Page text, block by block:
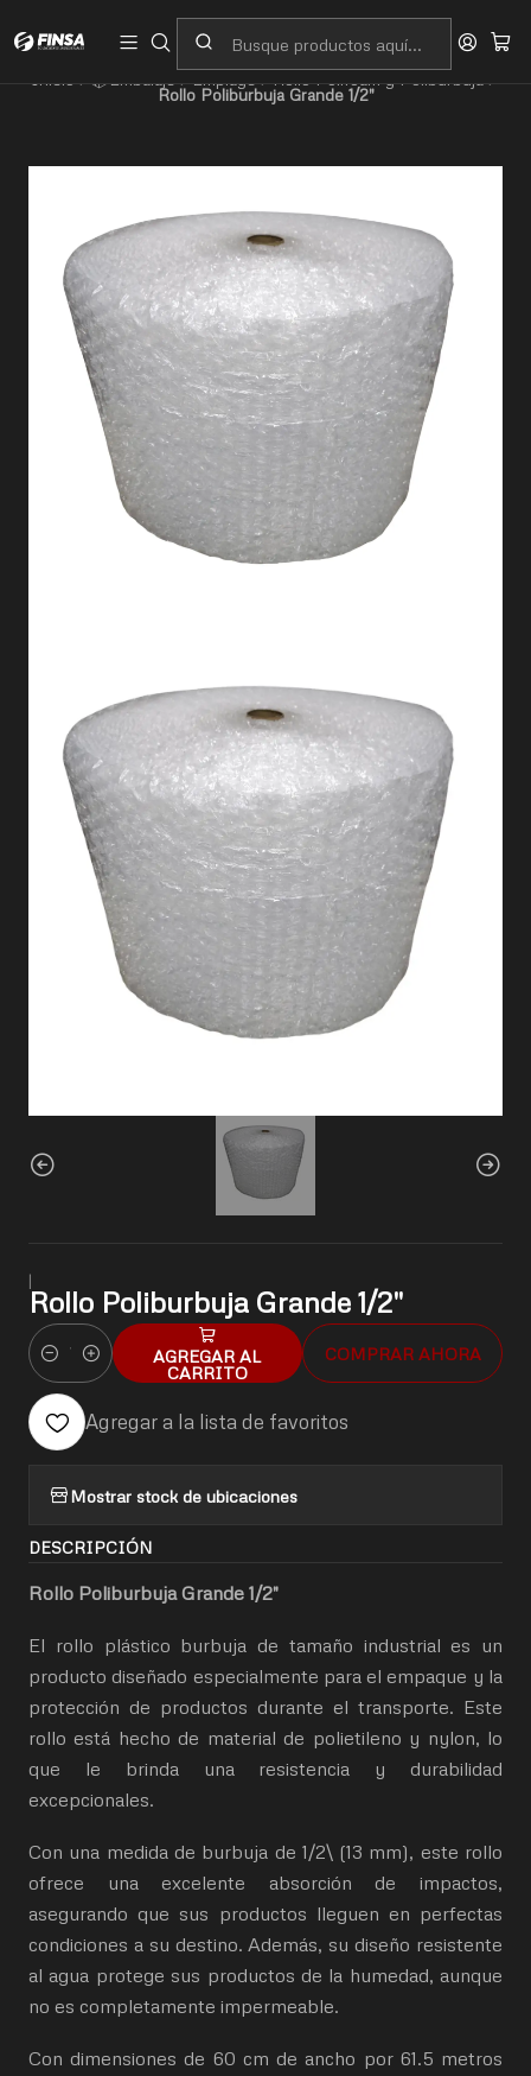
Rollo Poliburbuja Grande 1/2"
|
Rollo Poliburbuja Grande 1/2"
Cantidad
AGREGAR AL
CARRITO
COMPRAR AHORA
Agregar a la lista de favoritos
Mostrar stock de ubicaciones
DESCRIPCIÓN
Rollo Poliburbuja Grande 1/2"
El rollo plástico burbuja de tamaño industrial es un
producto diseñado especialmente para el empaque y la
protección de productos durante el transporte. Este
rollo está hecho de material de polietileno y nylon, lo
que le brinda una resistencia y durabilidad
excepcionales.
Con una medida de burbuja de 1/2\ (13 mm), este rollo
ofrece una excelente absorción de impactos,
asegurando que sus productos lleguen en perfectas
condiciones a su destino. Además, su diseño resistente
al agua protege sus productos de la humedad, aunque
no es completamente impermeable.
Con dimensiones de 60 cm de ancho por 61.5 metros